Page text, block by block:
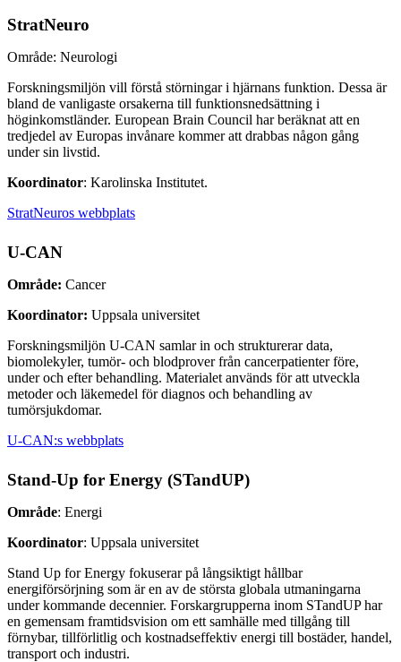
StratNeuro
Område: Neurologi
Forskningsmiljön vill förstå störningar i hjärnans funktion. Dessa är
bland de vanligaste orsakerna till funktionsnedsättning i
höginkomstländer. European Brain Council har beräknat att en
tredjedel av Europas invånare kommer att drabbas någon gång
under sin livstid.
Koordinator: Karolinska Institutet.
StratNeuros webbplats
U-CAN
Område: Cancer
Koordinator: Uppsala universitet
Forskningsmiljön U-CAN samlar in och strukturerar data,
biomolekyler, tumör- och blodprover från cancerpatienter före,
under och efter behandling. Materialet används för att utveckla
metoder och läkemedel för diagnos och behandling av
tumörsjukdomar.
U-CAN:s webbplats
Stand-Up for Energy (STandUP)
Område: Energi
Koordinator: Uppsala universitet
Stand Up for Energy fokuserar på långsiktigt hållbar
energiförsörjning som är en av de största globala utmaningarna
under kommande decennier. Forskargrupperna inom STandUP har
en gemensam framtidsvision om ett samhälle med tillgång till
förnybar, tillförlitlig och kostnadseffektiv energi till bostäder, handel,
transport och industri.